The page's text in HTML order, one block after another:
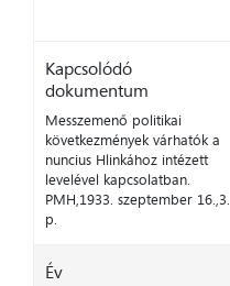
Kapcsolódó
dokumentum
Messzemenő politikai
következmények várhatók a
nuncius Hlinkához intézett
levelével kapcsolatban.
PMH,1933. szeptember 16.,3.
p.
Év